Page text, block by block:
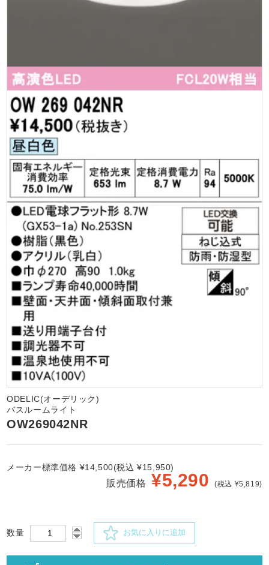
ODELIC(オーデリック)
バスルームライト
OW269042NR
メーカー標準価格 ¥14,500(税込 ¥15,950)
販売価格 ¥5,290 (税込 ¥5,819)
数量 お気に入りに追加